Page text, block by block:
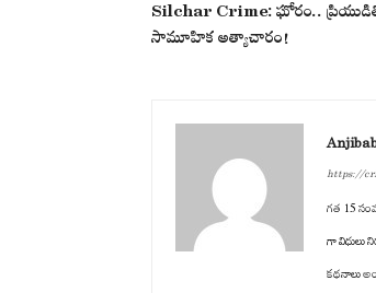
Silchar Crime: ఘోరం..
సామూహిక అత్యాచారం!
https://
గత 15
గా విధులు
కథనాలు